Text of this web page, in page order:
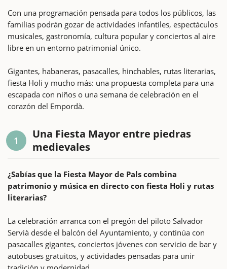
Con una programación pensada para todos los públicos, las
familias podrán gozar de actividades infantiles, espectáculos
musicales, gastronomía, cultura popular y conciertos al aire
libre en un entorno patrimonial único.
Gigantes, habaneras, pasacalles, hinchables, rutas literarias,
fiesta Holi y mucho más: una propuesta completa para una
escapada con niños o una semana de celebración en el
corazón del Empordà.
1
Una Fiesta Mayor entre piedras
medievales
¿Sabías que la Fiesta Mayor de Pals combina
patrimonio y música en directo con fiesta Holi y rutas
literarias?
La celebración arranca con el pregón del piloto Salvador
Servià desde el balcón del Ayuntamiento, y continúa con
pasacalles gigantes, conciertos jóvenes con servicio de bar y
autobuses gratuitos, y actividades pensadas para unir